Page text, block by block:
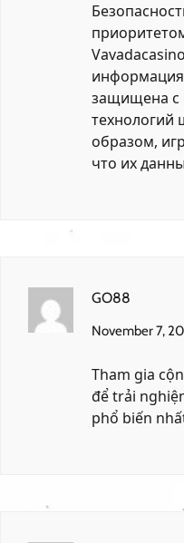
защищена
технологий
образом,
что их
GO88
November 7,
Tham gia
để trải
phổ biến